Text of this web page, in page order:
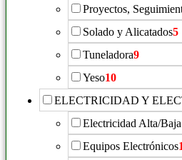
Proyectos,
Solado y Alicatados5
Tuneladora9
Yeso10
ELECTRICIDAD Y
Electricidad Alta/
Equipos Electrónicos